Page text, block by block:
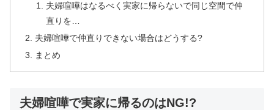
夫婦喧嘩はなるべく実家に帰らないで同じ空間で仲
直りを…
夫婦喧嘩で仲直りできない場合はどうする?
まとめ
夫婦喧嘩で実家に帰るのはNG!?